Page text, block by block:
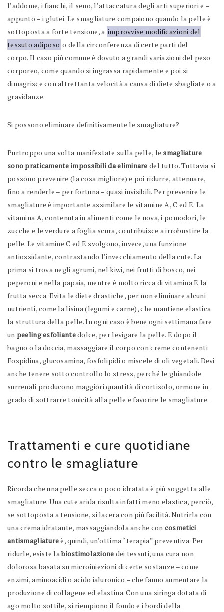
l’addome, i fianchi, il seno, l’attaccatura degli arti superiori e –
appunto – i glutei. Le smagliature compaiono quando la pelle è
sottoposta a forte tensione, a improvvise modificazioni del
tessuto adiposo o della circonferenza di certe parti del
corpo. Il caso più comune è dovuto a grandi variazioni del peso
corporeo, come quando si ingrassa rapidamente e poi si
dimagrisce con altrettanta velocità a causa di diete sbagliate o a
gravidanze.
Si possono eliminare definitivamente le smagliature?
Purtroppo una volta manifestate sulla pelle, le smagliature
sono praticamente impossibili da eliminare del tutto. Tuttavia si
possono prevenire (la cosa migliore) e poi ridurre, attenuare,
fino a renderle – per fortuna – quasi invisibili. Per prevenire le
smagliature è importante assimilare le vitamine A, C ed E. La
vitamina A, contenuta in alimenti come le uova, i pomodori, le
zucche e le verdure a foglia scura, contribuisce a irrobustire la
pelle. Le vitamine C ed E svolgono, invece, una funzione
antiossidante, contrastando l’invecchiamento della cute. La
prima si trova negli agrumi, nel kiwi, nei frutti di bosco, nei
peperoni e nella papaia, mentre è molto ricca di vitamina E la
frutta secca. Evita le diete drastiche, per non eliminare alcuni
nutrienti, come la lisina (legumi e carne), che mantiene elastica
la struttura della pelle. In ogni caso è bene ogni settimana fare
un peeling esfoliantedolce, per levigare la pelle. E dopo il
bagno o la doccia, massaggiare il corpo con creme contenenti
Fospidina, glucosamina, fosfolipidi o miscele di oli vegetali. Devi
anche tenere sotto controllo lo stress, perché le ghiandole
surrenali producono maggiori quantità di cortisolo, ormone in
grado di sottrarre tonicità alla pelle e favorire le smagliature.
Trattamenti e cure quotidiane
contro le smagliature
Ricorda che una pelle secca o poco idratata è più soggetta alle
smagliature. Una cute arida risulta infatti meno elastica, perciò,
se sottoposta a tensione, si lacera con più facilità. Nutrirla con
una crema idratante, massaggiandola anche con cosmetici
antismagliatureè, quindi, un’ottima “terapia” preventiva. Per
ridurle, esiste labiostimolazione dei tessuti, una cura non
dolorosa basata su microiniezioni di certe sostanze – come
enzimi, aminoacidi o acido ialuronico – che fanno aumentare la
produzione di collagene ed elastina. Con una siringa dotata di
ago molto sottile, si riempiono il fondo e i bordi della